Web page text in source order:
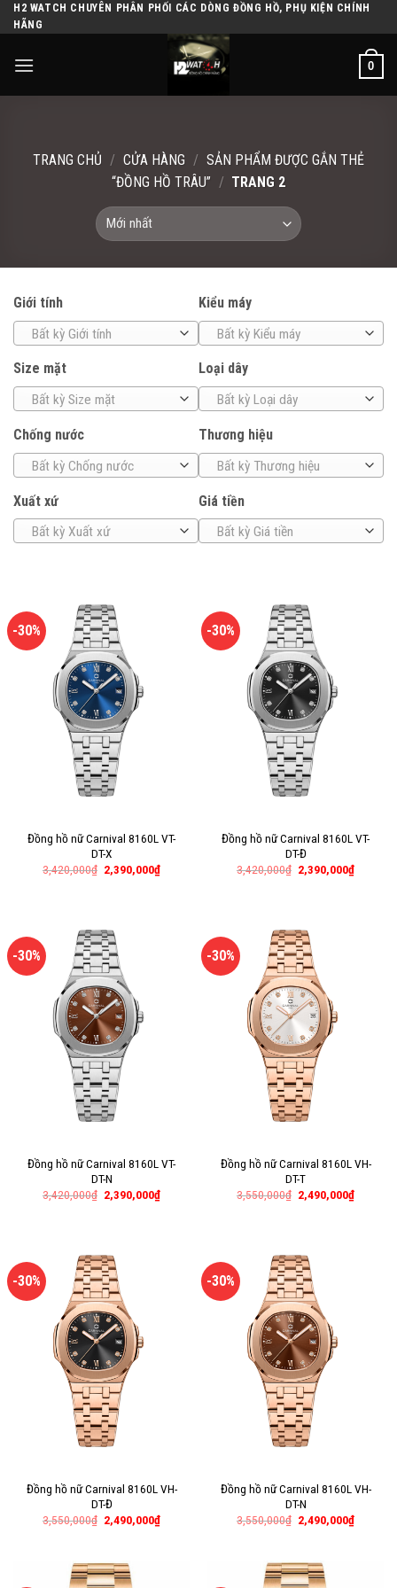
Skip
to
content
H2 WATCH CHUYÊN PHÂN PHỐI CÁC DÒNG ĐỒNG HỒ, PHỤ KIỆN CHÍNH
HÃNG
0
TRANG CHỦ / CỬA HÀNG / SẢN PHẨM ĐƯỢC GẮN THẺ
“ĐỒNG HỒ TRÂU” / TRANG 2
Giới tính
Bất kỳ Giới tính
Kiểu máy
Bất kỳ Kiểu máy
Size mặt
Bất kỳ Size mặt
Loại dây
Bất kỳ Loại dây
Chống nước
Bất kỳ Chống nước
Thương hiệu
Bất kỳ Thương hiệu
Xuất xứ
Bất kỳ Xuất xứ
Giá tiền
Bất kỳ Giá tiền
-30%
Đồng hồ nữ Carnival 8160L VT-
DT-X
3,420,000₫ 2,390,000₫
-30%
Đồng hồ nữ Carnival 8160L VT-
DT-Đ
3,420,000₫ 2,390,000₫
-30%
Đồng hồ nữ Carnival 8160L VT-
DT-N
3,420,000₫ 2,390,000₫
-30%
Đồng hồ nữ Carnival 8160L VH-
DT-T
3,550,000₫ 2,490,000₫
-30%
Đồng hồ nữ Carnival 8160L VH-
DT-Đ
3,550,000₫ 2,490,000₫
-30%
Đồng hồ nữ Carnival 8160L VH-
DT-N
3,550,000₫ 2,490,000₫